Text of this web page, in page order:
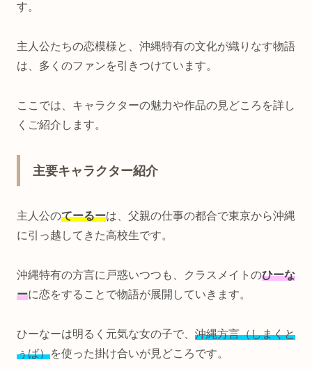
す。
主人公たちの恋模様と、沖縄特有の文化が織りなす物語
は、多くのファンを引きつけています。
ここでは、キャラクターの魅力や作品の見どころを詳し
くご紹介します。
主要キャラクター紹介
主人公のてーるーは、父親の仕事の都合で東京から沖縄
に引っ越してきた高校生です。
沖縄特有の方言に戸惑いつつも、クラスメイトのひーな
ーに恋をすることで物語が展開していきます。
ひーなーは明るく元気な女の子で、 沖縄方言（しまくと
ぅば）を使った掛け合いが見どころです。